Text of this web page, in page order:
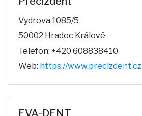
Vydrova 1085/5
50002 Hradec Králové
Telefon: +420 608838410
Web: https://www.precizdent.cz
EVA-DENT